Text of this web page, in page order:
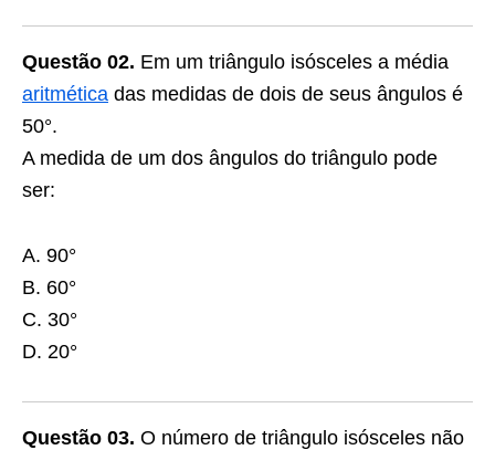
Questão 02. Em um triângulo isósceles a média
aritmética das medidas de dois de seus ângulos é
50°.
A medida de um dos ângulos do triângulo pode
ser:
A. 90°
B. 60°
C. 30°
D. 20°
Questão 03. O número de triângulo isósceles não